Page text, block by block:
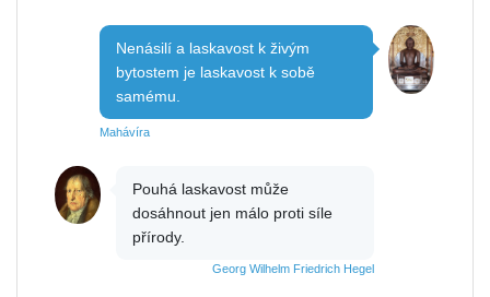
Nenásilí a laskavost k živým
bytostem je laskavost k sobě
samému.
Mahávíra
Pouhá laskavost může
dosáhnout jen málo proti síle
přírody.
Georg Wilhelm Friedrich Hegel